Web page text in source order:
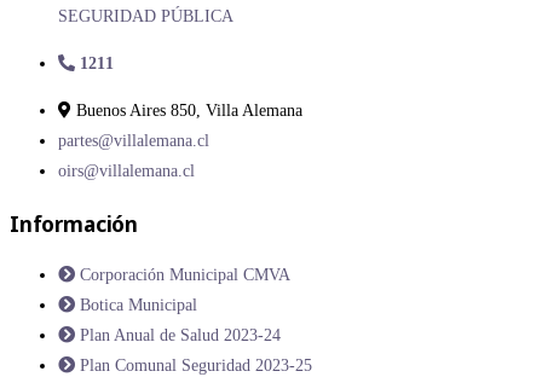
SEGURIDAD PÚBLICA
1211
Buenos Aires 850, Villa Alemana
partes@villalemana.cl
oirs@villalemana.cl
Información
Corporación Municipal CMVA
Botica Municipal
Plan Anual de Salud 2023-24
Plan Comunal Seguridad 2023-25